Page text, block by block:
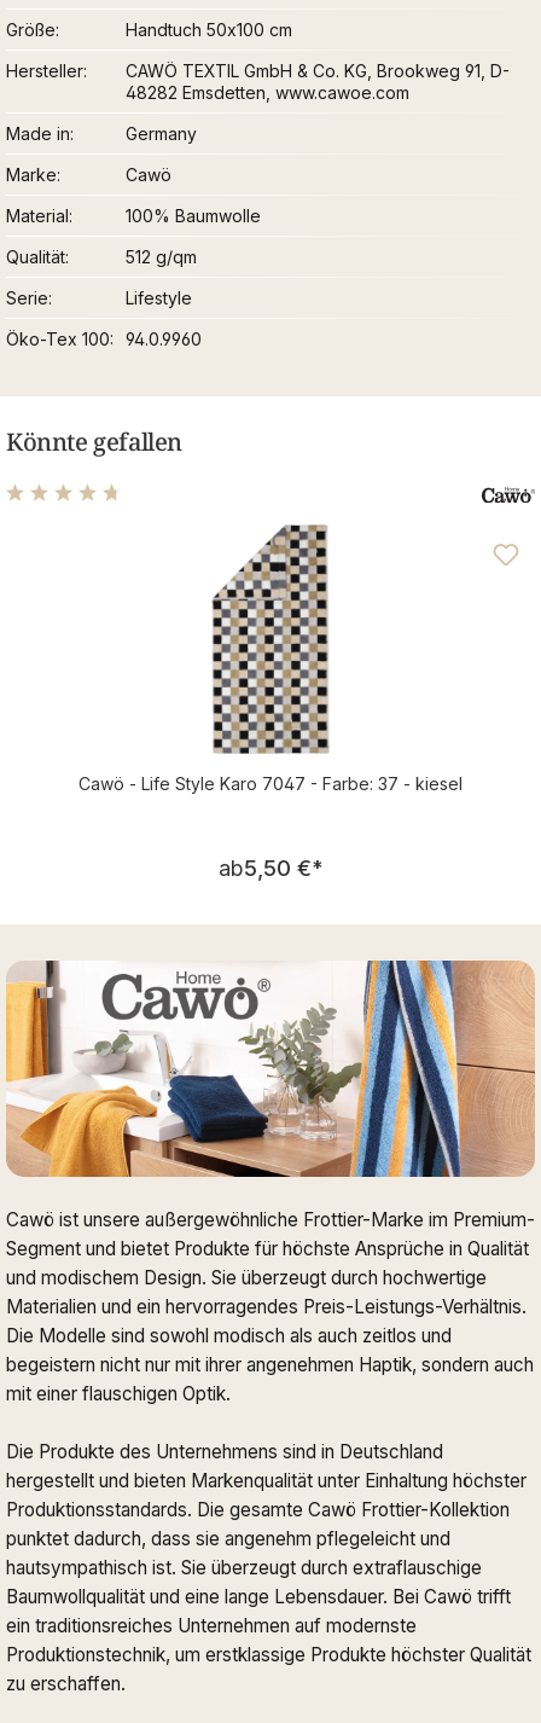
Größe
Handtuch 50x100 cm
Hersteller
CAWÖ TEXTIL GmbH & Co. KG, Brookweg 91, D-
48282 Emsdetten, www.cawoe.com
Made in
Germany
Marke
Cawö
Material
100% Baumwolle
Qualität
512 g/qm
Serie
Lifestyle
Öko-Tex 100
94.0.9960
Könnte gefallen
Durchschnittliche Bewertung von 4.69 von 5 Sternen
Cawö - Life Style Karo 7047 - Farbe: 37 - kiesel
Regulärer Preis:
ab5,50 €*
Cawö ist unsere außergewöhnliche Frottier-Marke im Premium-
Segment und bietet Produkte für höchste Ansprüche in Qualität
und modischem Design. Sie überzeugt durch hochwertige
Materialien und ein hervorragendes Preis-Leistungs-Verhältnis.
Die Modelle sind sowohl modisch als auch zeitlos und
begeistern nicht nur mit ihrer angenehmen Haptik, sondern auch
mit einer flauschigen Optik.
Die Produkte des Unternehmens sind in Deutschland
hergestellt und bieten Markenqualität unter Einhaltung höchster
Produktionsstandards. Die gesamte Cawö Frottier-Kollektion
punktet dadurch, dass sie angenehm pflegeleicht und
hautsympathisch ist. Sie überzeugt durch extraflauschige
Baumwollqualität und eine lange Lebensdauer. Bei Cawö trifft
ein traditionsreiches Unternehmen auf modernste
Produktionstechnik, um erstklassige Produkte höchster Qualität
zu erschaffen.